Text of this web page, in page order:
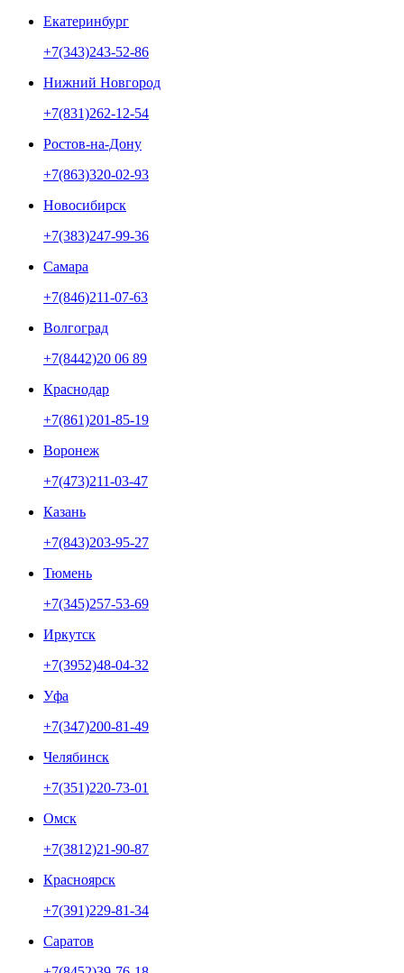
Екатеринбург
+7(343)243-52-86
Нижний Новгород
+7(831)262-12-54
Ростов-на-Дону
+7(863)320-02-93
Новосибирск
+7(383)247-99-36
Самара
+7(846)211-07-63
Волгоград
+7(8442)20 06 89
Краснодар
+7(861)201-85-19
Воронеж
+7(473)211-03-47
Казань
+7(843)203-95-27
Тюмень
+7(345)257-53-69
Иркутск
+7(3952)48-04-32
Уфа
+7(347)200-81-49
Челябинск
+7(351)220-73-01
Омск
+7(3812)21-90-87
Красноярск
+7(391)229-81-34
Саратов